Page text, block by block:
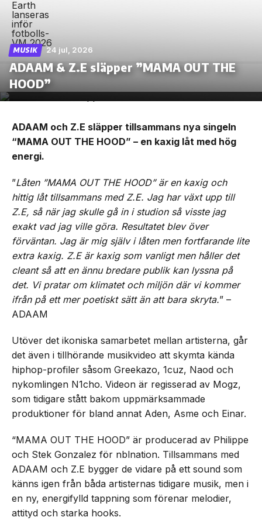
MUSIK 24 jul, 2026
ADAAM & Z.E släpper ”MAMA OUT THE
HOOD”
ADAAM och Z.E släpper tillsammans nya singeln
“MAMA OUT THE HOOD” – en kaxig låt med hög
energi.
”Låten ”MAMA OUT THE HOOD” är en kaxig och
hittig låt tillsammans med Z.E. Jag har växt upp till
Z.E, så när jag skulle gå in i studion så visste jag
exakt vad jag ville göra. Resultatet blev över
förväntan. Jag är mig själv i låten men fortfarande lite
extra kaxig. Z.E är kaxig som vanligt men håller det
cleant så att en ännu bredare publik kan lyssna på
det. Vi pratar om klimatet och miljön där vi kommer
ifrån på ett mer poetiskt sätt än att bara skryta.” –
ADAAM
Utöver det ikoniska samarbetet mellan artisterna, går
det även i tillhörande musikvideo att skymta kända
hiphop-profiler såsom Greekazo, 1cuz, Naod och
nykomlingen N1cho. Videon är regisserad av Mogz,
som tidigare stått bakom uppmärksammade
produktioner för bland annat Aden, Asme och Einar.
“MAMA OUT THE HOOD” är producerad av Philippe
och Stek Gonzalez för nblnation. Tillsammans med
ADAAM och Z.E bygger de vidare på ett sound som
känns igen från båda artisternas tidigare musik, men i
en ny, energifylld tappning som förenar melodier,
attityd och starka hooks.